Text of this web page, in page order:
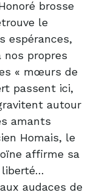
brosse
le
espérances,
nos propres
« mœurs de
passent ici,
autour
amants
Homais, le
affirme sa
liberté…
audaces de